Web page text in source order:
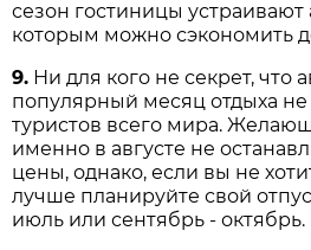
сезон гостиницы устраивают
которым можно сэкономить
9. Ни для кого не секрет, что
популярный месяц отдыха не
туристов всего мира.
именно в августе не
цены, однако, если вы не
лучше планируйте свой
июль или сентябрь - октябрь.